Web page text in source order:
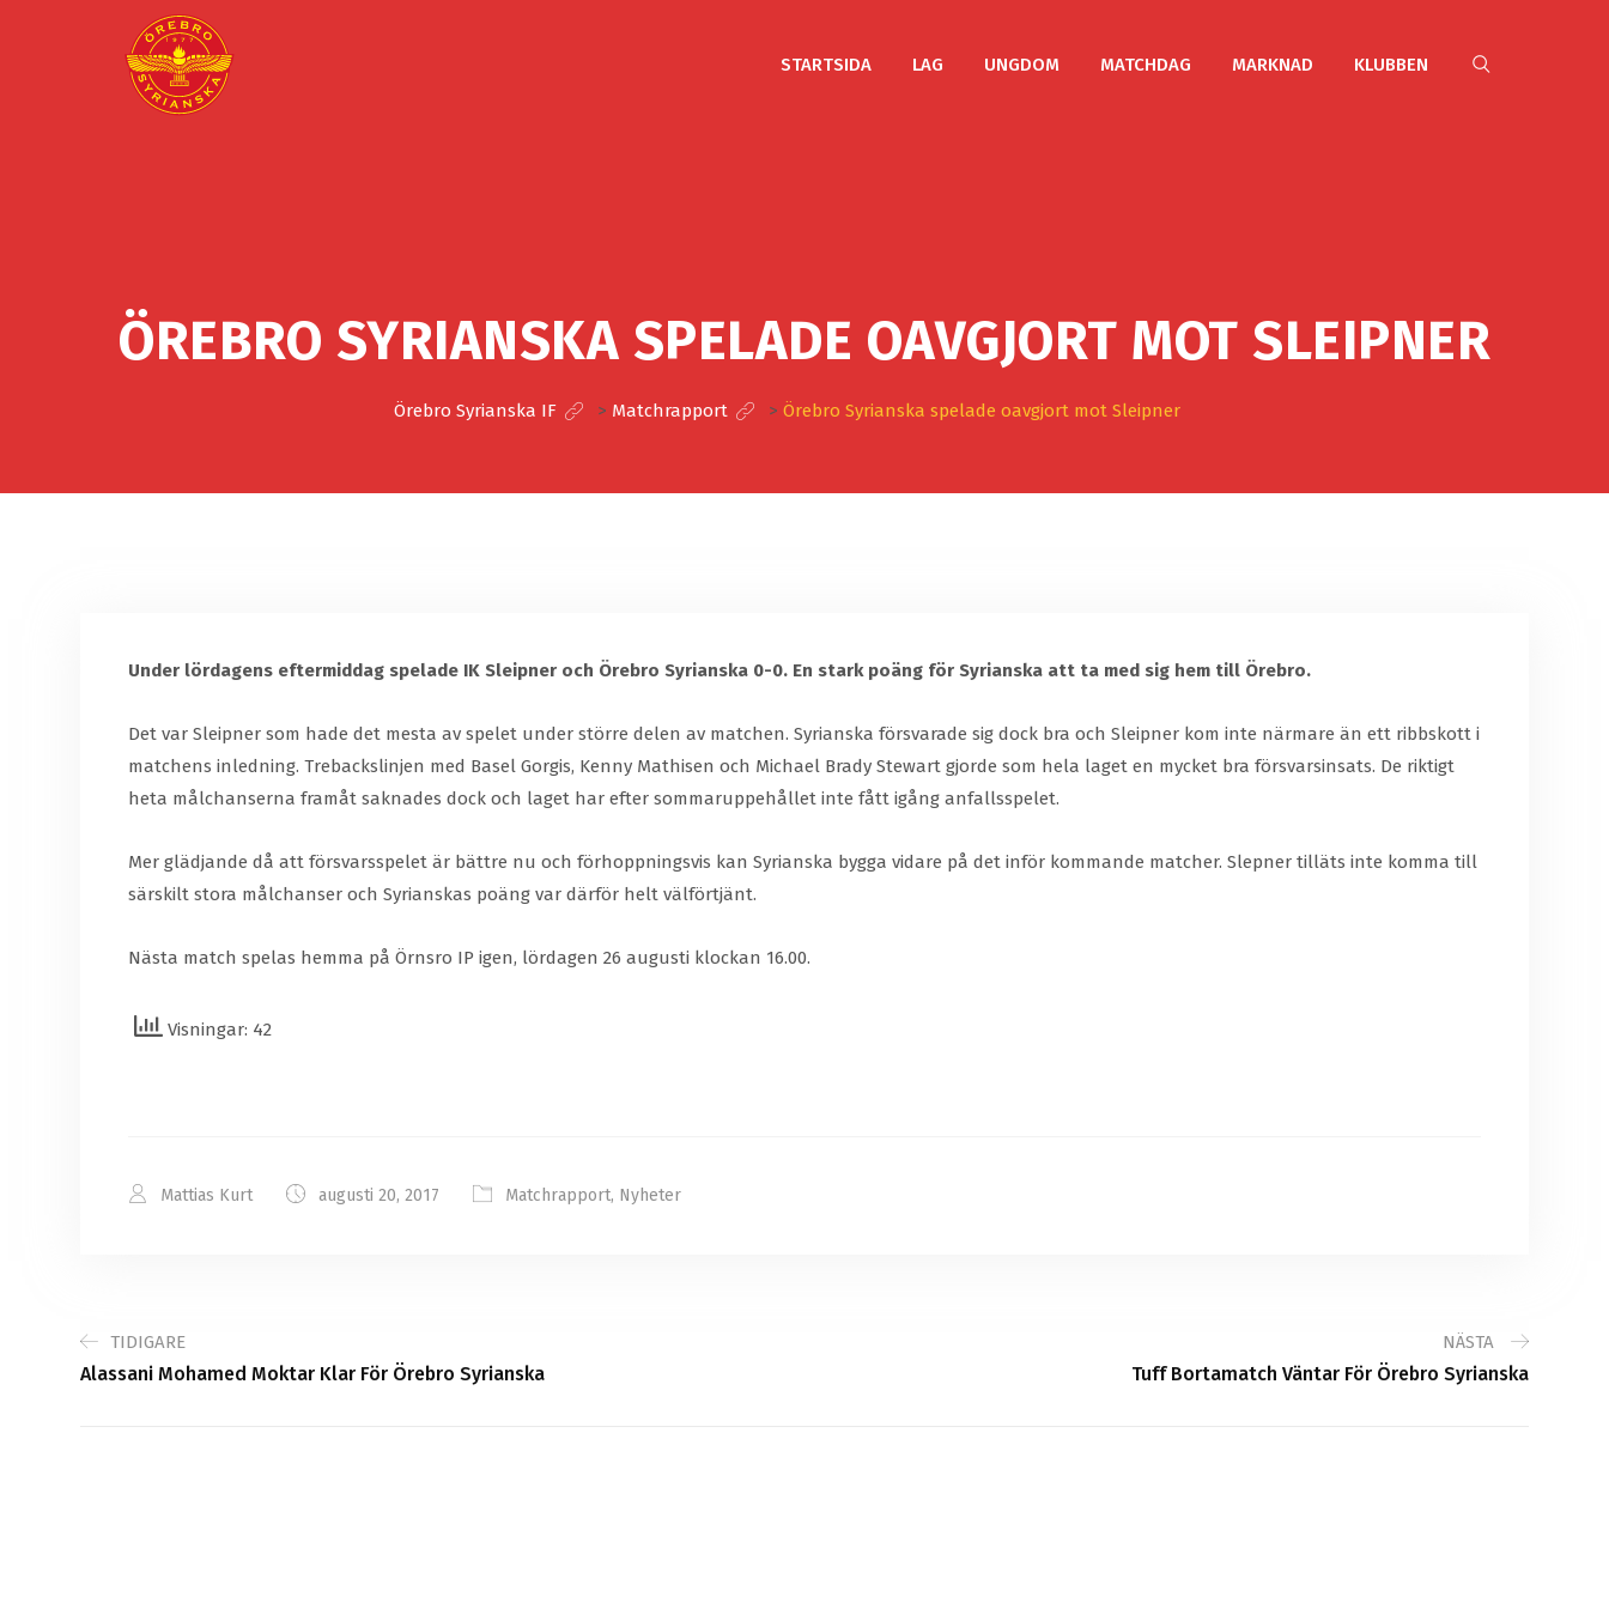
STARTSIDA LAG UNGDOM MATCHDAG MARKNAD KLUBBEN
ÖREBRO SYRIANSKA SPELADE OAVGJORT MOT SLEIPNER
Örebro Syrianska IF > Matchrapport > Örebro Syrianska spelade oavgjort mot Sleipner
Under lördagens eftermiddag spelade IK Sleipner och Örebro Syrianska 0-0. En stark poäng för Syrianska att ta med sig hem till Örebro.
Det var Sleipner som hade det mesta av spelet under större delen av matchen. Syrianska försvarade sig dock bra och Sleipner kom inte närmare än ett ribbskott i
matchens inledning. Trebackslinjen med Basel Gorgis, Kenny Mathisen och Michael Brady Stewart gjorde som hela laget en mycket bra försvarsinsats. De riktigt
heta målchanserna framåt saknades dock och laget har efter sommaruppehållet inte fått igång anfallsspelet.
Mer glädjande då att försvarsspelet är bättre nu och förhoppningsvis kan Syrianska bygga vidare på det inför kommande matcher. Slepner tilläts inte komma till
särskilt stora målchanser och Syrianskas poäng var därför helt välförtjänt.
Nästa match spelas hemma på Örnsro IP igen, lördagen 26 augusti klockan 16.00.
Visningar: 42
Mattias Kurt augusti 20, 2017 Matchrapport, Nyheter
TIDIGARE
Alassani Mohamed Moktar Klar För Örebro Syrianska
NÄSTA
Tuff Bortamatch Väntar För Örebro Syrianska